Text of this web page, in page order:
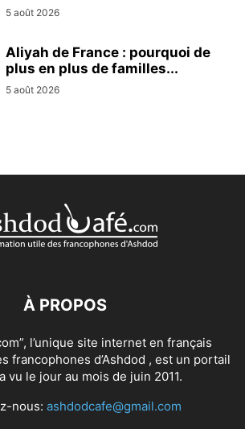
5 août 2026
Aliyah de France : pourquoi de
plus en plus de familles...
5 août 2026
À PROPOS
l’unique site internet en français
francophones d’Ashdod , est un portail
vu le jour au mois de juin 2011.
nous: ashdodcafe@gmail.com